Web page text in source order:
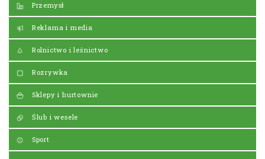
Przemysł
Reklama i media
Rolnictwo i leśnictwo
Rozrywka
Sklepy i hurtownie
Ślub i wesele
Sport